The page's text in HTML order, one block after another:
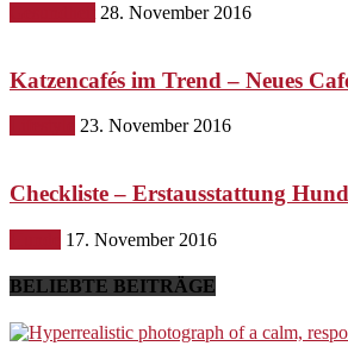
28. November 2016
Katzencafés im Trend – Neues
23. November 2016
Checkliste – Erstausstattung Hund
17. November 2016
BELIEBTE BEITRÄGE